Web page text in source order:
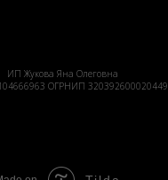
ИП Жукова Яна Олеговна
ОГРНИП 320392600020449